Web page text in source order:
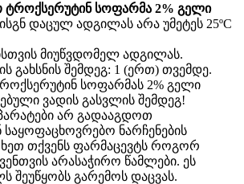
სოფარმა 2% გელი
დაცულ ადგილას არა უმეტეს 25ºC
მიუწვდომელ ადგილას.
გახსნის შემდეგ: 1 (ერთ) თვემდე.
სოფარმას 2% გელი
ვადის გასვლის შემდეგ!
არ გადააგდოთ
საყოფაცხოვრებო ნარჩენების
თქვენს ფარმაცევტს როგორ
არასაჭირო წამლები. ეს
შეუწყობს გარემოს დაცვას.